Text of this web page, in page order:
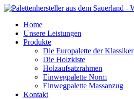
Home
Unsere Leistungen
Produkte
Die Europalette der Klassiker
Die Holzkiste
Holzaufsatzrahmen
Einwegpalette Norm
Einwegpalette Massanzug
Kontakt